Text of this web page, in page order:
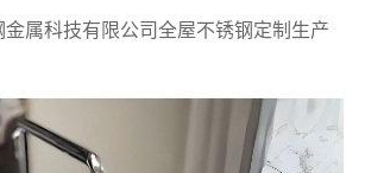
属科技有限公司全屋不锈钢定制生产